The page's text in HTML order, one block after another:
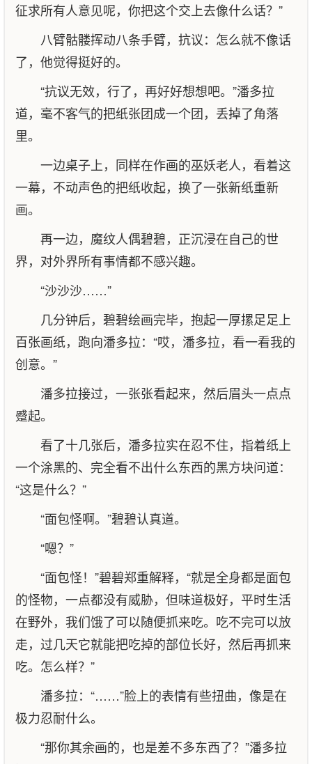
征求所有人意见呢，你把这个交上去像什么话？”
八臂骷髅挥动八条手臂，抗议：怎么就不像话
了，他觉得挺好的。
“抗议无效，行了，再好好想想吧。”潘多拉
道，毫不客气的把纸张团成一个团，丢掉了角落
里。
一边桌子上，同样在作画的巫妖老人，看着这
一幕，不动声色的把纸收起，换了一张新纸重新
画。
再一边，魔纹人偶碧碧，正沉浸在自己的世
界，对外界所有事情都不感兴趣。
“沙沙沙……”
几分钟后，碧碧绘画完毕，抱起一厚摞足足上
百张画纸，跑向潘多拉：“哎，潘多拉，看一看我的
创意。”
潘多拉接过，一张张看起来，然后眉头一点点
蹙起。
看了十几张后，潘多拉实在忍不住，指着纸上
一个涂黑的、完全看不出什么东西的黑方块问道：
“这是什么？”
“面包怪啊。”碧碧认真道。
“嗯？”
“面包怪！”碧碧郑重解释，“就是全身都是面包
的怪物，一点都没有威胁，但味道极好，平时生活
在野外，我们饿了可以随便抓来吃。吃不完可以放
走，过几天它就能把吃掉的部位长好，然后再抓来
吃。怎么样？”
潘多拉：“……”脸上的表情有些扭曲，像是在
极力忍耐什么。
“那你其余画的，也是差不多东西了？”潘多拉